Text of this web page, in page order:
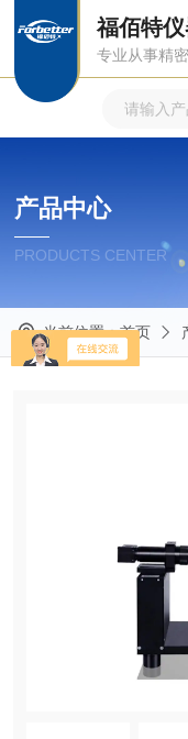
福佰特
专业从事精
产品中心
PRODUCTS CENTER
当前位置：首页